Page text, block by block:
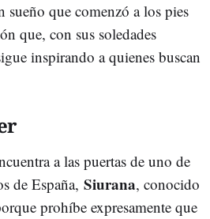
sueño que comenzó a los pies
que, con sus soledades
inspirando a quienes buscan
a las puertas de uno de
de España, Siurana, conocido
prohíbe expresamente que